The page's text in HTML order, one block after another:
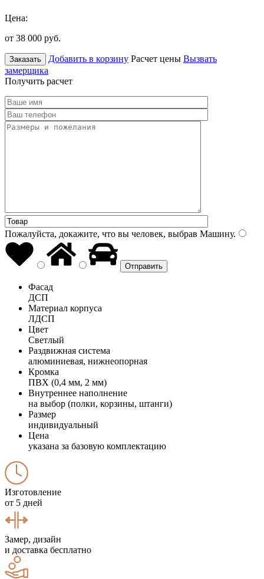
Цена:
от 38 000 руб.
Заказать Добавить в корзину Расчет цены Вызвать
замерщика
Получить расчет
Пожалуйста, докажите, что вы человек, выбрав Машину.
Фасад
ДСП
Материал корпуса
ЛДСП
Цвет
Светлый
Раздвижная система
алюминиевая, нижнеопорная
Кромка
ПВХ (0,4 мм, 2 мм)
Внутреннее наполнение
на выбор (полки, корзины, штанги)
Размер
индивидуальный
Цена
указана за базовую комплектацию
Изготовление
от 5 дней
Замер, дизайн
и доставка бесплатно